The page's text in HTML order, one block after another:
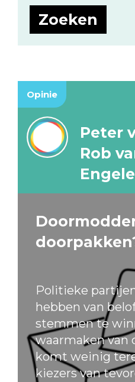
auteur...
Opinie
Peter
Rob
Politieke
hebben van
stemmen te
waarmaken van
komt weinig
kiezers van